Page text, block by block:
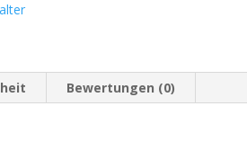
Bewertungen (0)